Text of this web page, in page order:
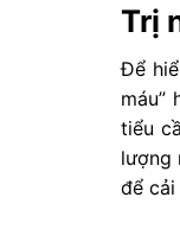
Trị
Để
máu”
tiểu
lượng
để